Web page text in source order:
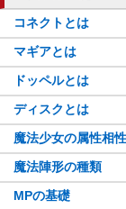
まどか・いろは
昴かずみ
アニメいろは
F織莉子
真井あかり
魔女イザボー
里見那由他
入名クシュ
三浦旭
イザボー
黒江
悪魔ほむらちゃん
水着黒江
コネクトとは
マギアとは
ドッペルとは
ディスクとは
魔法少女の属性相性
魔法陣形の種類
MPの基礎